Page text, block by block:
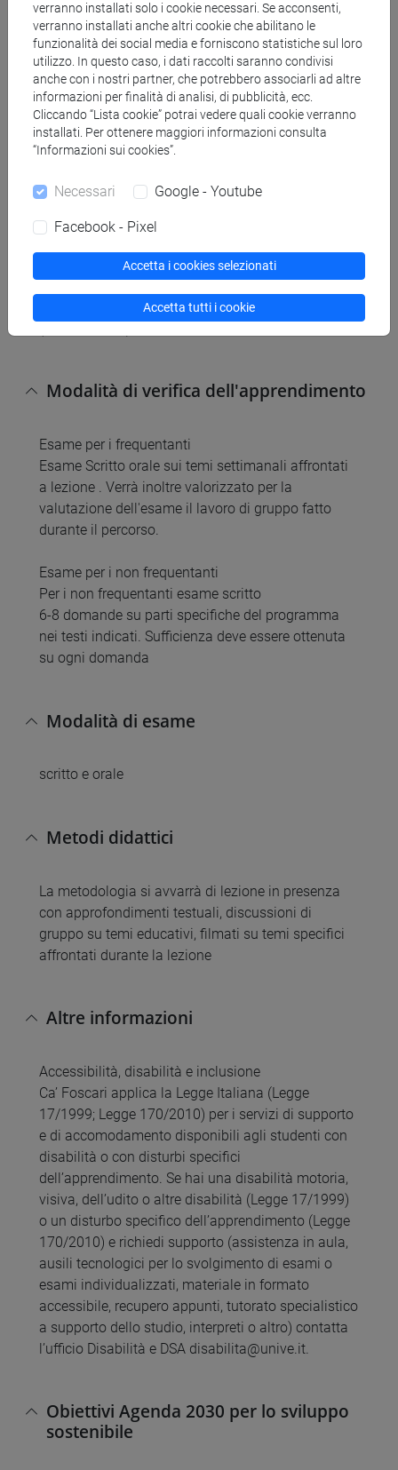
leggere:
Cambi F. Manuale di storia della pedagogia,
Laterza
Margiotta U. Teorie della Formazione Carocci
(capitoli 1-2-3)
Per i non frequentanti
Margiotta)
Magni (2018) Formazione iniziale e reclutamento
Cambi F. Manuale di storia della pedagogia,
Laterza
Margiotta U. Teorie della Formazione Carocci
Modalità di verifica dell'apprendimento
Esame per i frequentanti
Esame Scritto orale sui temi settimanali affrontati
a lezione . Verrà inoltre valorizzato per la
valutazione dell'esame il lavoro di gruppo fatto
durante il percorso.
Esame per i non frequentanti
Per i non frequentanti esame scritto
6-8 domande su parti specifiche del programma
nei testi indicati. Sufficienza deve essere ottenuta
su ogni domanda
Modalità di esame
scritto e orale
Metodi didattici
La metodologia si avvarrà di lezione in presenza
con approfondimenti testuali, discussioni di
gruppo su temi educativi, filmati su temi specifici
affrontati durante la lezione
Altre informazioni
Accessibilità, disabilità e inclusione
Ca’ Foscari applica la Legge Italiana (Legge
17/1999; Legge 170/2010) per i servizi di supporto
e di accomodamento disponibili agli studenti con
disabilità o con disturbi specifici
dell’apprendimento. Se hai una disabilità motoria,
visiva, dell’udito o altre disabilità (Legge 17/1999)
o un disturbo specifico dell’apprendimento (Legge
170/2010) e richiedi supporto (assistenza in aula,
ausili tecnologici per lo svolgimento di esami o
esami individualizzati, materiale in formato
accessibile, recupero appunti, tutorato specialistico
a supporto dello studio, interpreti o altro) contatta
l’ufficio Disabilità e DSA disabilita@unive.it.
Obiettivi Agenda 2030 per lo sviluppo
sostenibile
verranno installati solo i cookie necessari. Se acconsenti,
verranno installati anche altri cookie che abilitano le
funzionalità dei social media e forniscono statistiche sul loro
utilizzo. In questo caso, i dati raccolti saranno condivisi
anche con i nostri partner, che potrebbero associarli ad altre
informazioni per finalità di analisi, di pubblicità, ecc.
Cliccando “Lista cookie” potrai vedere quali cookie verranno
installati. Per ottenere maggiori informazioni consulta
“Informazioni sui cookies”.
Necessari Google - Youtube
Facebook - Pixel
Accetta i cookies selezionati
Accetta tutti i cookie